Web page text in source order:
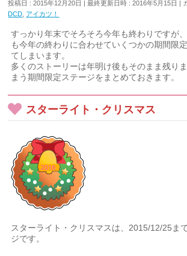
投稿日 : 2015年12月20日 最終更新日時 : 2016年5月15日
DCD アイカツ！
すっかり年末でそろそろ今年も終わりですが
も今年の終わりに合わせていくつかの期間限
てしまいます。
多くのストーリーは年明け後もそのまま残り
まう期間限定ステージをまとめておきます。
スターライト・クリスマス
スターライト・クリスマスは、2015/12/25ま
ジです。